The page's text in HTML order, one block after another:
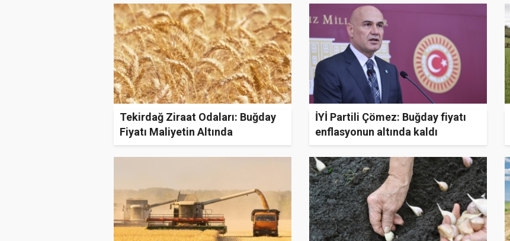
Tekirdağ Ziraat Odaları: Buğday
Fiyatı Maliyetin Altında
İYİ Partili Çömez: Buğday fiyatı
enflasyonun altında kaldı